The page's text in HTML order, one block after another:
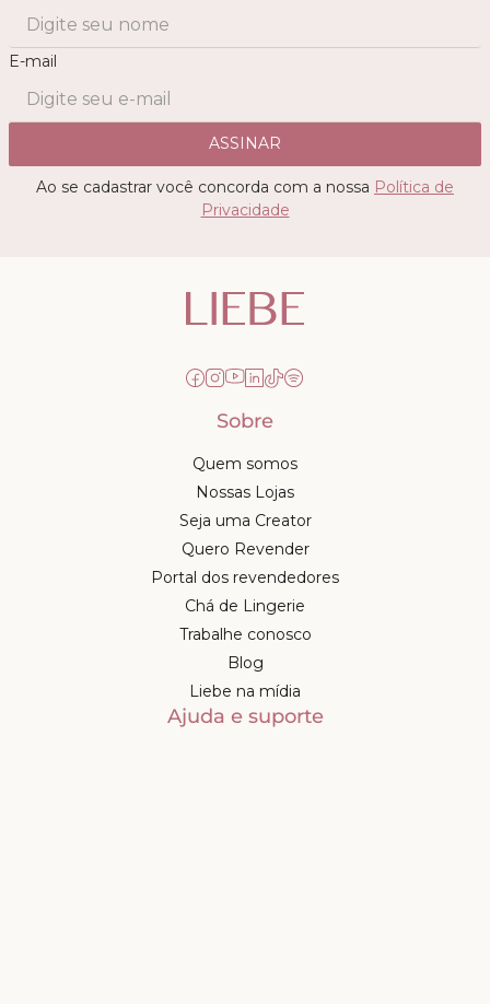
E-mail
ASSINAR
Ao se cadastrar você concorda com a nossa Política de
Privacidade
Sobre
Quem somos
Nossas Lojas
Seja uma Creator
Quero Revender
Portal dos revendedores
Chá de Lingerie
Trabalhe conosco
Blog
Liebe na mídia
Ajuda e suporte